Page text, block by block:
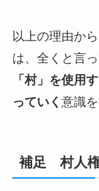
以上の理由か
は、全くと言
「村」を使用
っていく 意識
補足 村人